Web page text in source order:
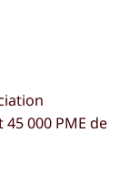
000 PME de